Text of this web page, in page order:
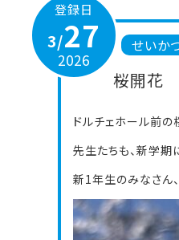
登録日
3/27
2026
せいか
桜開花
ドルチェホール前の
先生たちも、新学期
新1年生のみなさん